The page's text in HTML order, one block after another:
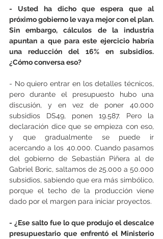
- Usted ha dicho que espera que al
próximo gobierno le vaya mejor con el plan.
Sin embargo, cálculos de la industria
apuntan a que para este ejercicio habría
una reducción del 16% en subsidios.
¿Cómo conversa eso?
- No quiero entrar en los detalles técnicos,
pero durante el presupuesto hubo una
discusión, y en vez de poner 40.000
subsidios DS49, ponen 19.587. Pero la
declaración dice que se empieza con eso,
y que gradualmente se puede ir
acercando a los 40.000. Cuando pasamos
del gobierno de Sebastián Piñera al de
Gabriel Boric, saltamos de 25.000 a 50.000
subsidios, sabiendo que era más simbólico,
porque el techo de la producción viene
dado por el margen para iniciar proyectos.
- ¿Ese salto fue lo que produjo el descalce
presupuestario que enfrentó el Ministerio